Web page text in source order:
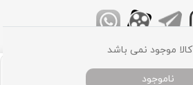
موجود نمی باشد
ناموجود
اینترنتی کامپیوتر مرکزی محفوظ می باشد